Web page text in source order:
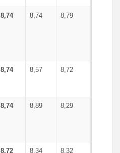
8,74 8,74 8,79
8,74 8,57 8,72
8,74 8,89 8,29
8,72 8,34 8,32